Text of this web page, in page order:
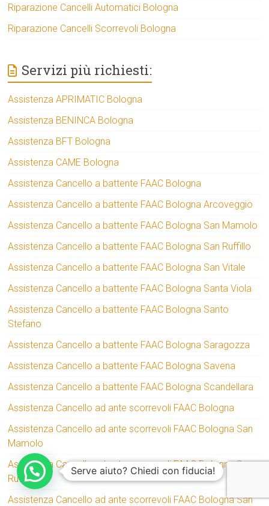
Riparazione Cancelli Automatici Bologna
Riparazione Cancelli Scorrevoli Bologna
Servizi più richiesti:
Assistenza APRIMATIC Bologna
Assistenza BENINCA Bologna
Assistenza BFT Bologna
Assistenza CAME Bologna
Assistenza Cancello a battente FAAC Bologna
Assistenza Cancello a battente FAAC Bologna Arcoveggio
Assistenza Cancello a battente FAAC Bologna San Mamolo
Assistenza Cancello a battente FAAC Bologna San Ruffillo
Assistenza Cancello a battente FAAC Bologna San Vitale
Assistenza Cancello a battente FAAC Bologna Santa Viola
Assistenza Cancello a battente FAAC Bologna Santo
Stefano
Assistenza Cancello a battente FAAC Bologna Saragozza
Assistenza Cancello a battente FAAC Bologna Savena
Assistenza Cancello a battente FAAC Bologna Scandellara
Assistenza Cancello ad ante scorrevoli FAAC Bologna
Assistenza Cancello ad ante scorrevoli FAAC Bologna San
Mamolo
Assistenza Cancello ad ante scorrevoli FAAC Bologna San
Ruffillo
Assistenza Cancello ad ante scorrevoli FAAC Bologna San
Serve aiuto? Chiedi con fiducia!